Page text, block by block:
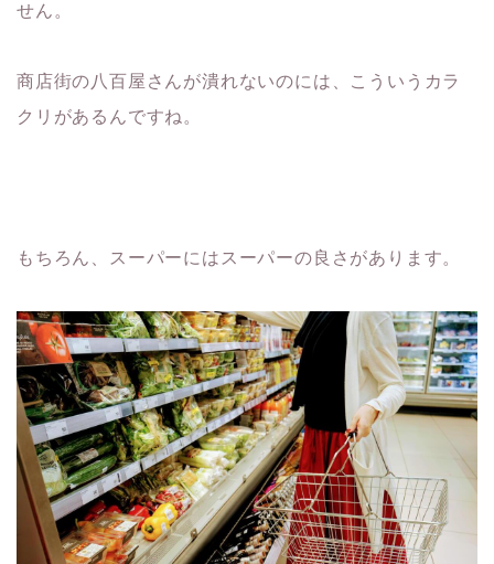
せん。
商店街の八百屋さんが潰れないのには、こういうカラ
クリがあるんですね。
もちろん、スーパーにはスーパーの良さがあります。